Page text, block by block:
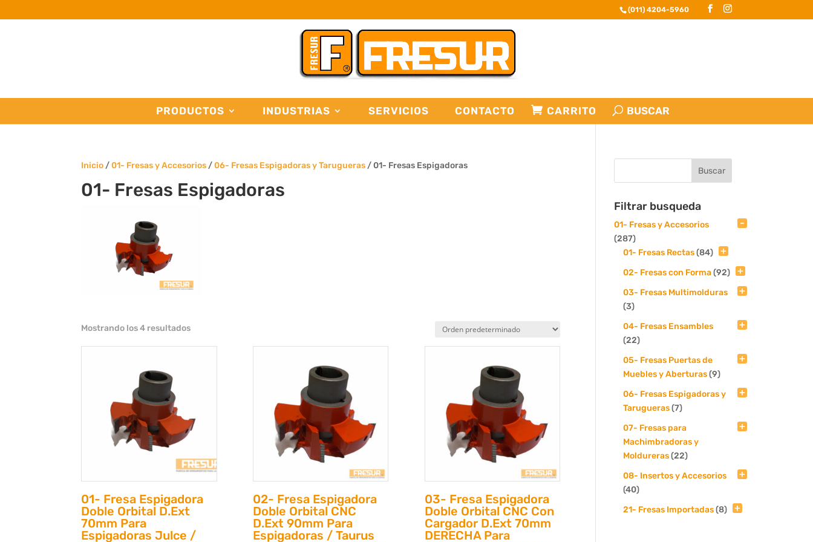
(011) 4204-5960
PRODUCTOS INDUSTRIAS SERVICIOS CONTACTO CARRITO
Inicio /01- Fresas y Accesorios /06- Fresas Espigadoras y Tarugueras / 01- Fresas Espigadoras
01- Fresas Espigadoras
Mostrando los 4 resultados
01- Fresa Espigadora
Doble Orbital D.Ext
70mm Para
Espigadoras Julce /
02- Fresa Espigadora
Doble Orbital CNC
D.Ext 90mm Para
Espigadoras / Taurus
03- Fresa Espigadora
Doble Orbital CNC Con
Cargador D.Ext 70mm
DERECHA Para
Filtrar busqueda
01- Fresas y Accesorios
(287)
01- Fresas Rectas(84)
02- Fresas con Forma(92)
03- Fresas Multimolduras
(3)
04- Fresas Ensambles
(22)
05- Fresas Puertas de
Muebles y Aberturas(9)
06- Fresas Espigadoras y
Tarugueras(7)
07- Fresas para
Machimbradoras y
Moldureras(22)
08- Insertos y Accesorios
(40)
21- Fresas Importadas(8)